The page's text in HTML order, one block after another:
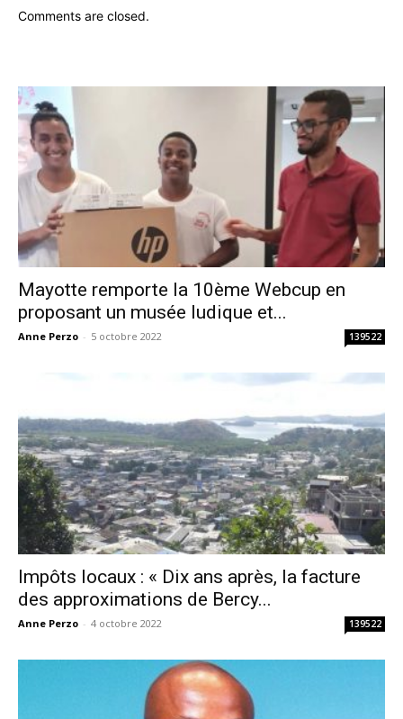
Comments are closed.
Mayotte remporte la 10ème Webcup en
proposant un musée ludique et...
Anne Perzo - 5 octobre 2022 139522
Impôts locaux : « Dix ans après, la facture
des approximations de Bercy...
Anne Perzo - 4 octobre 2022 139522